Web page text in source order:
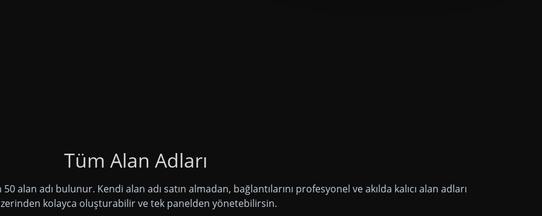
Tüm Alan Adları
alan adı bulunur. Kendi alan adı satın almadan, bağlantılarını profesyonel ve akılda kalıcı alan adları
kolayca oluşturabilir ve tek panelden yönetebilirsin.